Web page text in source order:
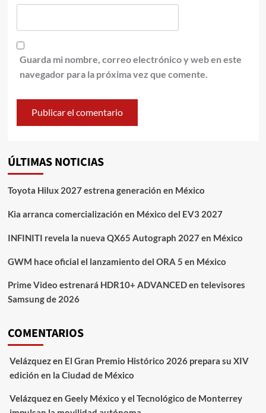
Guarda mi nombre, correo electrónico y web en este
navegador para la próxima vez que comente.
ÚLTIMAS NOTICIAS
Toyota Hilux 2027 estrena generación en México
Kia arranca comercialización en México del EV3 2027
INFINITI revela la nueva QX65 Autograph 2027 en México
GWM hace oficial el lanzamiento del ORA 5 en México
Prime Video estrenará HDR10+ ADVANCED en televisores
Samsung de 2026
COMENTARIOS
Velázquezen El Gran Premio Histórico 2026 prepara su XIV
edición en la Ciudad de México
Velázquezen Geely México y el Tecnológico de Monterrey